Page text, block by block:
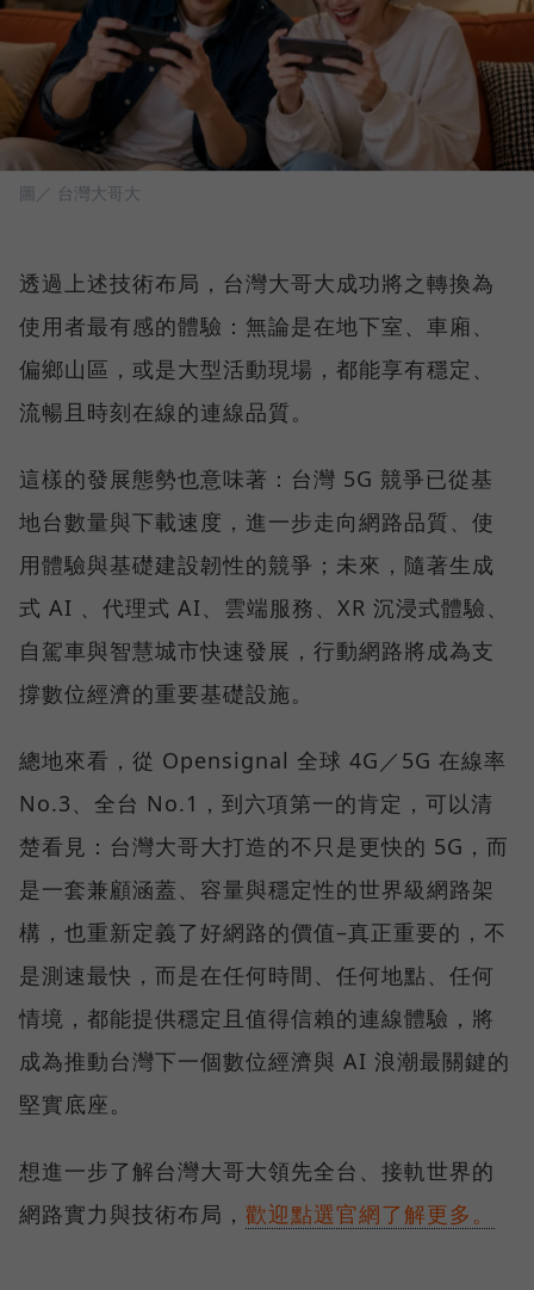
圖／ 台灣大哥大
透過上述技術布局，台灣大哥大成功將之轉換為
使用者最有感的體驗：無論是在地下室、車廂、
偏鄉山區，或是大型活動現場，都能享有穩定、
流暢且時刻在線的連線品質。
這樣的發展態勢也意味著：台灣 5G 競爭已從基
地台數量與下載速度，進一步走向網路品質、使
用體驗與基礎建設韌性的競爭；未來，隨著生成
式 AI 、代理式 AI、雲端服務、XR 沉浸式體驗、
自駕車與智慧城市快速發展，行動網路將成為支
撐數位經濟的重要基礎設施。
總地來看，從 Opensignal 全球 4G／5G 在線率
No.3、全台 No.1，到六項第一的肯定，可以清
楚看見：台灣大哥大打造的不只是更快的 5G，而
是一套兼顧涵蓋、容量與穩定性的世界級網路架
構，也重新定義了好網路的價值–真正重要的，不
是測速最快，而是在任何時間、任何地點、任何
情境，都能提供穩定且值得信賴的連線體驗，將
成為推動台灣下一個數位經濟與 AI 浪潮最關鍵的
堅實底座。
想進一步了解台灣大哥大領先全台、接軌世界的
網路實力與技術布局， 歡迎點選官網了解更多。